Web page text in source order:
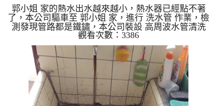
水管
郭小姐 家的熱水出水越來越小，熱水器已經點不著
了，本公司驅車至 郭小姐 家，進行 洗水管 作業，檢
測發現管路都是鐵鏽，本公司裝設 高周波水管清洗
機，灌入 檸檬酸 至水管，等了約15分，開啟 水管清
洗機 ，啟動 螺旋波 模式，一開始洗水管就洗出棕色
髒水，髒水源源不絕，就像是有免費的咖啡機，兩個
多小時後，熱水出水量恢復了。 如是自來水，如水
管老化，會產生鐵鏽跟泥沙堆積，洗出來的水就會是
咖啡色，地下水含有氧化錳，管壁上會結成黑色管
垢，洗出來的水會跟石油一樣黑，有些洗出綠色的
水，是因為裡面有銅的物...
觀看次數：3386